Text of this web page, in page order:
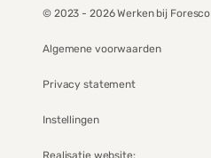
© 2023 - 2026 Werken bij Foresco
Algemene voorwaarden
Privacy statement
Instellingen
Realisatie website: